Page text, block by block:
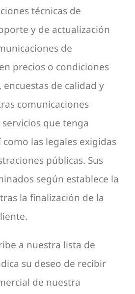
técnicas de
y de actualización
de
precios o condiciones
encuestas de calidad y
comunicaciones
que tenga
las legales exigidas
públicas. Sus
según establece la
la finalización de la
a nuestra lista de
su deseo de recibir
de nuestra